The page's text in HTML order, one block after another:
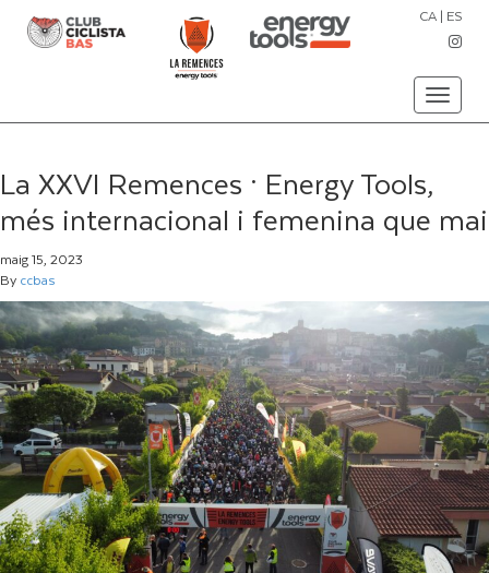
Toggle
CA | ES
La XXVI Remences · Energy Tools,
més internacional i femenina que mai
maig 15, 2023
By ccbas